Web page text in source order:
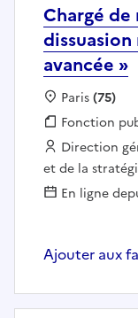
Chargé
avancée »
Localisation :
Paris(75)
Fonction
Fonction
Employeur :
Direction
et de la
En ligne
Ajouter aux